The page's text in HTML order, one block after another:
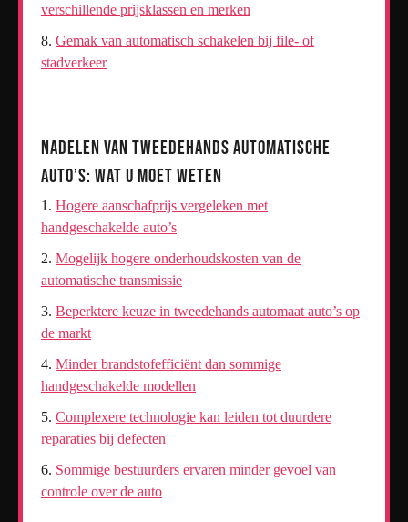
verschillende prijsklassen en merken
Gemak van automatisch schakelen bij file- of
stadverkeer
Nadelen van Tweedehands Automatische
Auto’s: Wat U Moet Weten
Hogere aanschafprijs vergeleken met
handgeschakelde auto’s
Mogelijk hogere onderhoudskosten van de
automatische transmissie
Beperktere keuze in tweedehands automaat auto’s op
de markt
Minder brandstofefficiënt dan sommige
handgeschakelde modellen
Complexere technologie kan leiden tot duurdere
reparaties bij defecten
Sommige bestuurders ervaren minder gevoel van
controle over de auto